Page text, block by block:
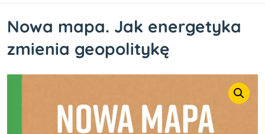
Nowa mapa. Jak energetyka
zmienia geopolitykę